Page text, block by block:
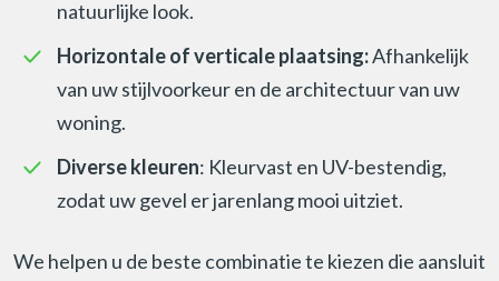
natuurlijke look.
Horizontale of verticale plaatsing:Afhankelijk
van uw stijlvoorkeur en de architectuur van uw
woning.
Diverse kleuren: Kleurvast en UV-bestendig,
zodat uw gevel er jarenlang mooi uitziet.
We helpen u de beste combinatie te kiezen die aansluit